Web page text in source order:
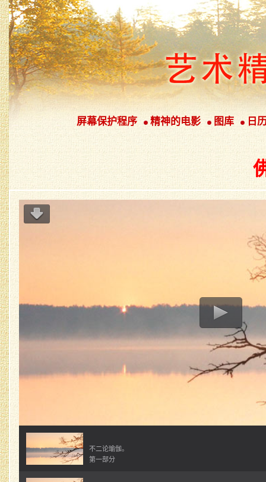
屏幕保护程序 精神的电影 图库 日
不二论瑜伽。
第一部分